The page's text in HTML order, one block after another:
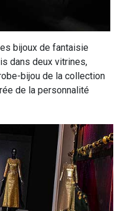
bijoux de fantaisie
dans deux vitrines,
bijou de la collection
de la personnalité